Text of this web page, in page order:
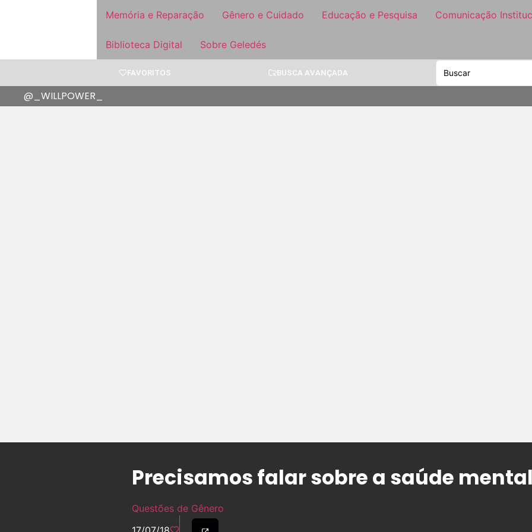
Memória e Reparação Gênero e Cuidado Educação e Pesquisa Comunicação
Biblioteca Digital Sobre Geledés
FAVORITOS BUSCA AVANÇADA
@_WILLPOWER_
Precisamos falar sobre a saúde
Questões de Gênero